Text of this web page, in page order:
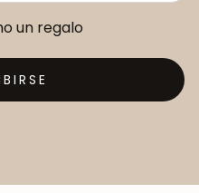
un regalo